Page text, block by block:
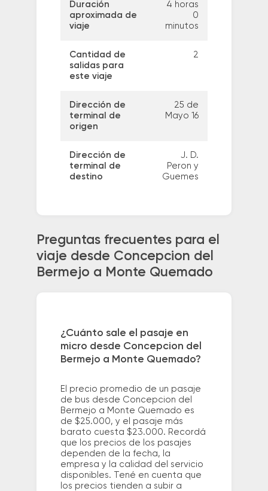
Duración
aproximada de
viaje
4 horas
0
minutos
Cantidad de
salidas para
este viaje
2
Dirección de
terminal de
origen
25 de
Mayo 16
Dirección de
terminal de
destino
J. D.
Peron y
Guemes
Preguntas frecuentes para el
viaje desde Concepcion del
Bermejo a Monte Quemado
¿Cuánto sale el pasaje en
micro desde Concepcion del
Bermejo a Monte Quemado?
El precio promedio de un pasaje
de bus desde Concepcion del
Bermejo a Monte Quemado es
de $25.000, y el pasaje más
barato cuesta $23.000. Recordá
que los precios de los pasajes
dependen de la fecha, la
empresa y la calidad del servicio
disponibles. Tené en cuenta que
los precios tienden a subir a